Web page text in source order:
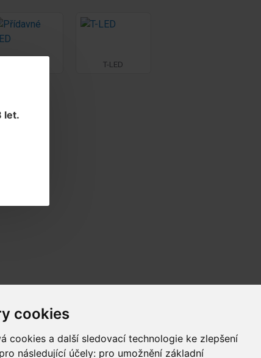
cookies
cookies a další sledovací technologie ke zlepšení
následující účely: pro umožnění základní
let.
T-LED